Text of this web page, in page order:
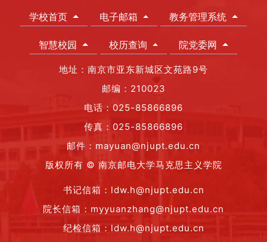
学校首页 电子邮箱 教务管理系统
智慧校园 校历查询 院党委网
地址：南京市亚东新城区文苑路9号
邮编：210023
电话：025-85866896
传真：025-85866896
邮件：mayuan@njupt.edu.cn
版权所有 © 南京邮电大学马克思主义学院
书记信箱：ldw.h@njupt.edu.cn
院长信箱：myyuanzhang@njupt.edu.cn
纪检信箱：ldw.h@njupt.edu.cn